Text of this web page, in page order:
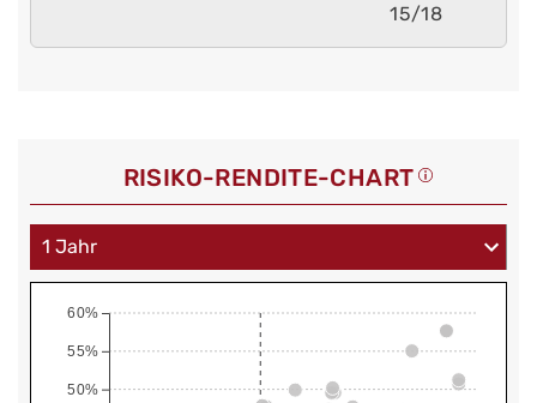
15/18
RISIKO-RENDITE-CHART
50%
55%
60%